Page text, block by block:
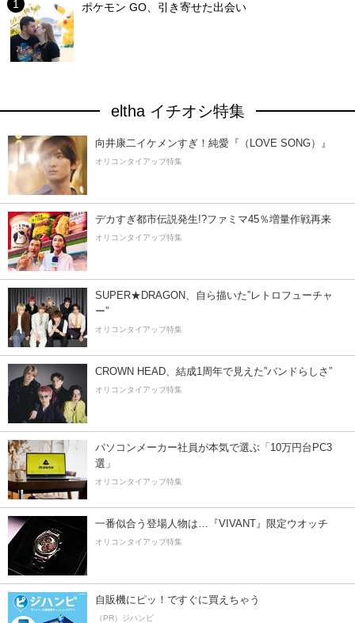
ポケモン GO、引き寄せた出会い
eltha イチオシ特集
向井康二イケメンすぎ！純愛『（LOVE SONG）』
オリコンタイアップ特集
デカすぎ都市伝説発生!?ファミマ45％増量作戦再来
オリコンタイアップ特集
SUPER★DRAGON、自ら描いた”レトロフューチャ
ー”
オリコンタイアップ特集
CROWN HEAD、結成1周年で見えた”バンドらしさ”
オリコンタイアップ特集
パソコンメーカー社員が本気で選ぶ「10万円台PC3
選」
オリコンタイアップ特集
一番似合う登場人物は…『VIVANT』限定ウオッチ
オリコンタイアップ特集
自販機にピッ！ですぐに買えちゃう
（PR）ジハンピ